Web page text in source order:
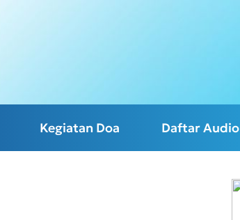
Kegiatan Doa Daftar Audio